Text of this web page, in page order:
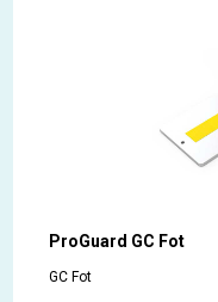
ProGuard GC Fot
GC Fot